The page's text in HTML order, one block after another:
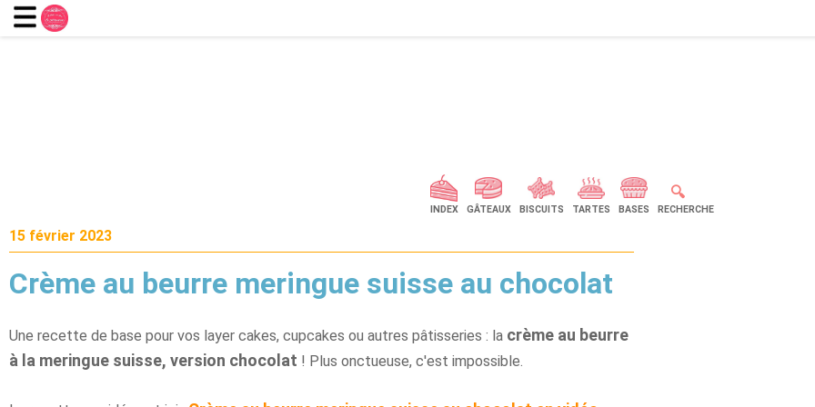
🔍
INDEX GÂTEAUX BISCUITS TARTES BASES RECHERCHE
15 février 2023
Crème au beurre meringue suisse au chocolat
Une recette de base pour vos layer cakes, cupcakes ou autres pâtisseries : la crème au beurre
à la meringue suisse, version chocolat ! Plus onctueuse, c'est impossible.